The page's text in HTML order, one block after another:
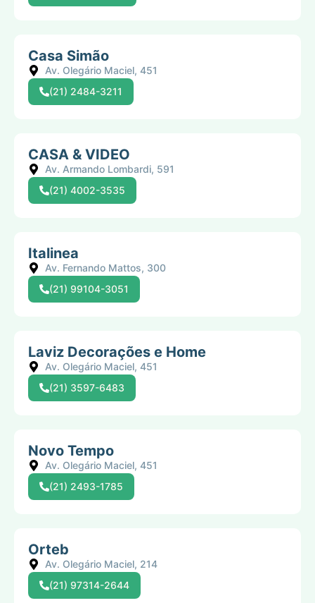
Casa Simão
Av. Olegário Maciel, 451
(21) 2484-3211
CASA & VIDEO
Av. Armando Lombardi, 591
(21) 4002-3535
Italinea
Av. Fernando Mattos, 300
(21) 99104-3051
Laviz Decorações e Home
Av. Olegário Maciel, 451
(21) 3597-6483
Novo Tempo
Av. Olegário Maciel, 451
(21) 2493-1785
Orteb
Av. Olegário Maciel, 214
(21) 97314-2644